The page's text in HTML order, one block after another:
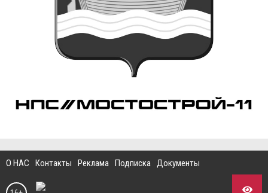
О НАС Контакты Реклама Подписка Документы